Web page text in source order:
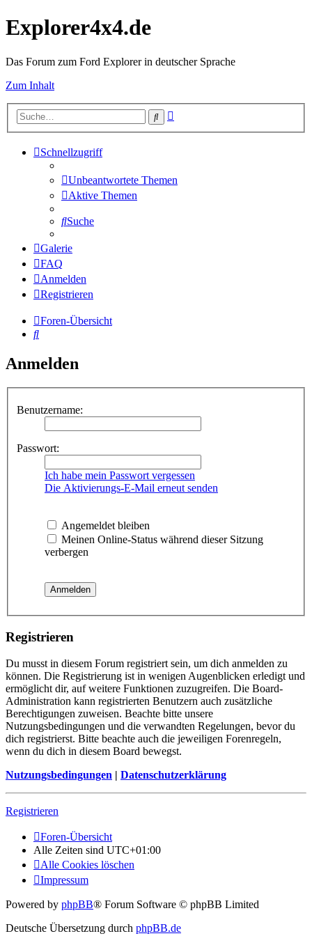
Explorer4x4.de
Das Forum zum Ford Explorer in deutscher Sprache
Zum Inhalt
Suche
Schnellzugriff
Unbeantwortete Themen
Aktive Themen
Suche
Galerie
FAQ
Anmelden
Registrieren
Foren-Übersicht
Suche
Anmelden
Benutzername:
Passwort:
Ich habe mein Passwort vergessen
Die Aktivierungs-E-Mail erneut senden
Angemeldet bleiben
Meinen Online-Status während dieser Sitzung
verbergen
Registrieren
Du musst in diesem Forum registriert sein, um dich anmelden zu
können. Die Registrierung ist in wenigen Augenblicken erledigt und
ermöglicht dir, auf weitere Funktionen zuzugreifen. Die Board-
Administration kann registrierten Benutzern auch zusätzliche
Berechtigungen zuweisen. Beachte bitte unsere
Nutzungsbedingungen und die verwandten Regelungen, bevor du
dich registrierst. Bitte beachte auch die jeweiligen Forenregeln,
wenn du dich in diesem Board bewegst.
Nutzungsbedingungen | Datenschutzerklärung
Registrieren
Foren-Übersicht
Alle Zeiten sind UTC+01:00
Alle Cookies löschen
Impressum
Powered by phpBB® Forum Software © phpBB Limited
Deutsche Übersetzung durch phpBB.de